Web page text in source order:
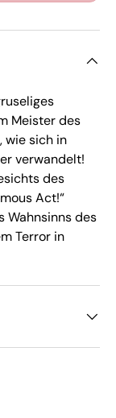
Meister des
wie sich in
verwandelt!
des
Act!“
Wahnsinns des
Terror in